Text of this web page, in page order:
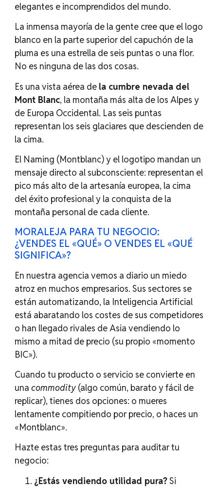
elegantes e incomprendidos del mundo.
La inmensa mayoría de la gente cree que el logo
blanco en la parte superior del capuchón de la
pluma es una estrella de seis puntas o una flor.
No es ninguna de las dos cosas.
Es una vista aérea de la cumbre nevada del
Mont Blanc, la montaña más alta de los Alpes y
de Europa Occidental. Las seis puntas
representan los seis glaciares que descienden de
la cima.
El Naming (Montblanc) y el logotipo mandan un
mensaje directo al subconsciente: representan el
pico más alto de la artesanía europea, la cima
del éxito profesional y la conquista de la
montaña personal de cada cliente.
MORALEJA PARA TU NEGOCIO:
¿VENDES EL «QUÉ» O VENDES EL «QUÉ
SIGNIFICA»?
En nuestra agencia vemos a diario un miedo
atroz en muchos empresarios. Sus sectores se
están automatizando, la Inteligencia Artificial
está abaratando los costes de sus competidores
o han llegado rivales de Asia vendiendo lo
mismo a mitad de precio (su propio «momento
BIC»).
Cuando tu producto o servicio se convierte en
unacommodity (algo común, barato y fácil de
replicar), tienes dos opciones: o mueres
lentamente compitiendo por precio, o haces un
«Montblanc».
Hazte estas tres preguntas para auditar tu
negocio:
¿Estás vendiendo utilidad pura?Si